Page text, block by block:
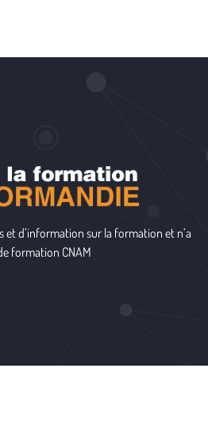
et d’information sur la formation et n’a
formation CNAM